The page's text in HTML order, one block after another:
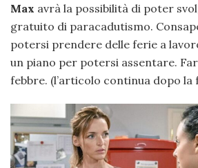
Max avrà la possibilità di poter
gratuito di paracadutismo.
potersi prendere delle ferie a
un piano per potersi assentare.
febbre. (l’articolo continua dopo la